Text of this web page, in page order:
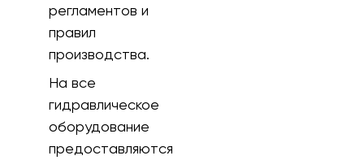
регламентов и
правил
производства.
На все
гидравлическое
оборудование
предоставляются